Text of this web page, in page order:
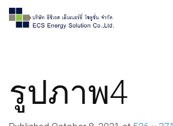
รูปภาพ4